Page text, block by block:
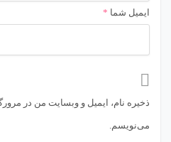
ایمیل شما *
ذخیره نام، ایمیل و وبسایت من در
می‌نویسم.